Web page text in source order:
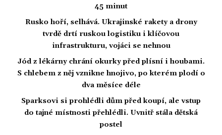
45 minut
Rusko hoří, selhává. Ukrajinské rakety a drony
tvrdě drtí ruskou logistiku i klíčovou
infrastrukturu, vojáci se nehnou
Jód z lékárny chrání okurky před plísní i houbami.
S chlebem z něj vznikne hnojivo, po kterém plodí o
dva měsíce déle
Sparksovi si prohlédli dům před koupí, ale vstup
do tajné místnosti přehlédli. Uvnitř stála dětská
postel